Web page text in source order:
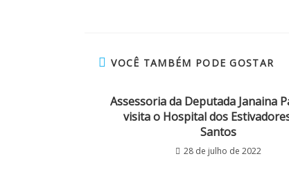
VOCÊ TAMBÉM PODE GOSTAR
Assessoria da Deputada Janaina
visita o Hospital dos
Santos
28 de julho de 2022